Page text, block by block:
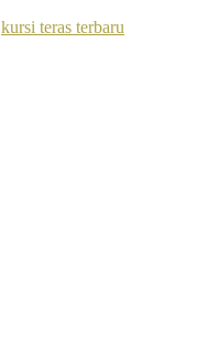
kursi teras terbaru